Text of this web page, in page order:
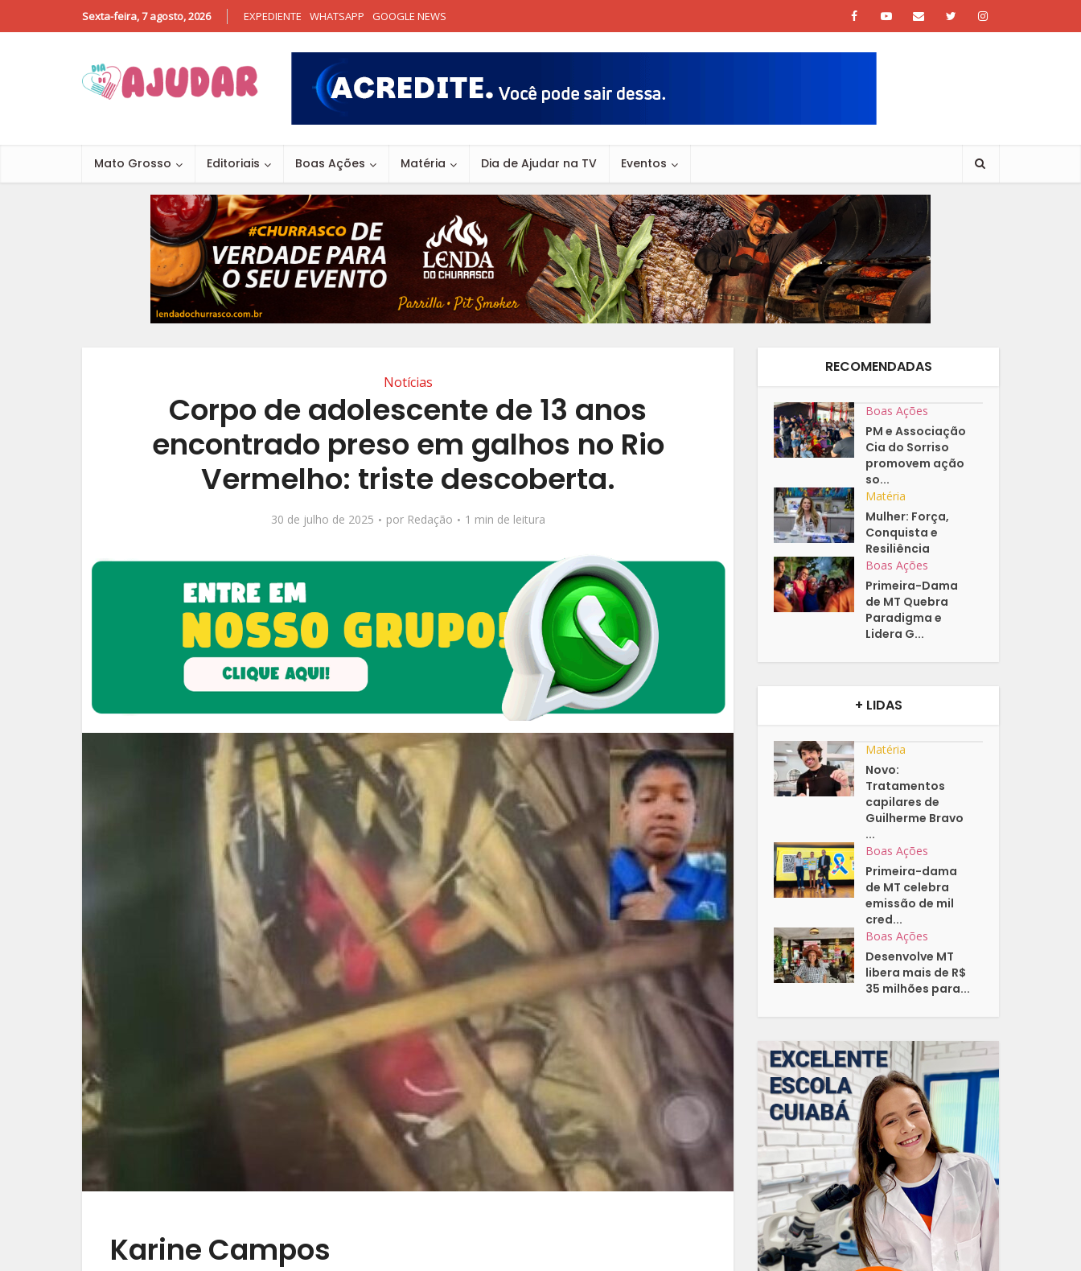
Sexta-feira, 7 agosto, 2026 EXPEDIENTE WHATSAPP GOOGLE NEWS
Mato Grosso Editoriais Boas Ações Matéria Dia de Ajudar na TV Eventos
Notícias
Corpo de adolescente de 13 anos
encontrado preso em galhos no Rio
Vermelho: triste descoberta.
30 de julho de 2025 por Redação 1 min de leitura
Karine Campos
RECOMENDADAS
Boas Ações
PM e Associação
Cia do Sorriso
promovem ação
so...
Matéria
Mulher: Força,
Conquista e
Resiliência
Boas Ações
Primeira-Dama
de MT Quebra
Paradigma e
Lidera G...
+ LIDAS
Matéria
Novo:
Tratamentos
capilares de
Guilherme Bravo
...
Boas Ações
Primeira-dama
de MT celebra
emissão de mil
cred...
Boas Ações
Desenvolve MT
libera mais de R$
35 milhões para...